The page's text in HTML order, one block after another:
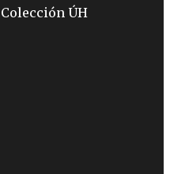
Colección ÚH